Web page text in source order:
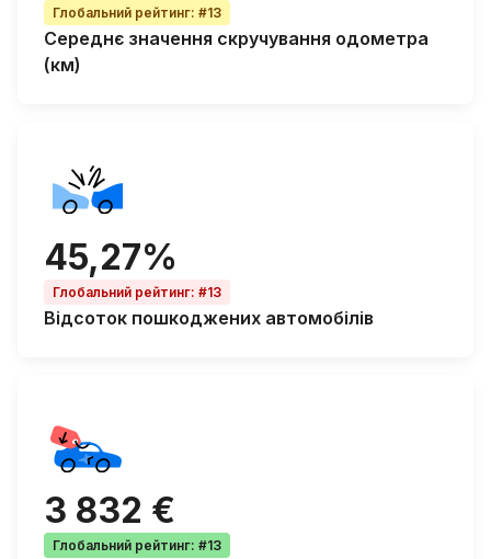
Глобальний рейтинг: #13
Середнє значення скручування одометра
(км)
45,27%
Глобальний рейтинг: #13
Відсоток пошкоджених автомобілів
3 832 €
Глобальний рейтинг: #13